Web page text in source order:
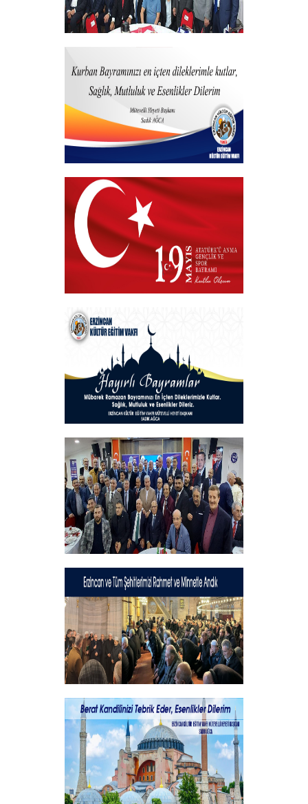
Programı
+
Kurban Bayramı
+
19 MAYIS 2025
+
Hayırlı Bayramlar
+
Geleneksel İftar Programımız
+
Şehitlerimizi Rahmet ve Minnetle
Andık...
+